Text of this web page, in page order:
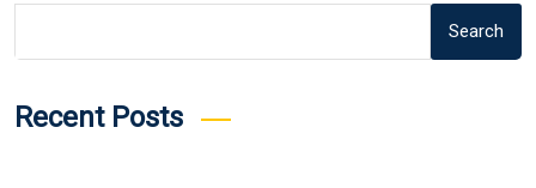
Search
Recent Posts